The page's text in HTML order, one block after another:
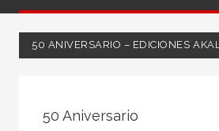
50 ANIVERSARIO – EDICIONES
Ciencias humanas y sociales
50 Aniversario